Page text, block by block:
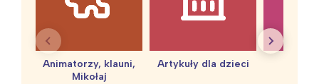
Animatorzy, klauni,
Mikołaj
Artykuły dla dzieci